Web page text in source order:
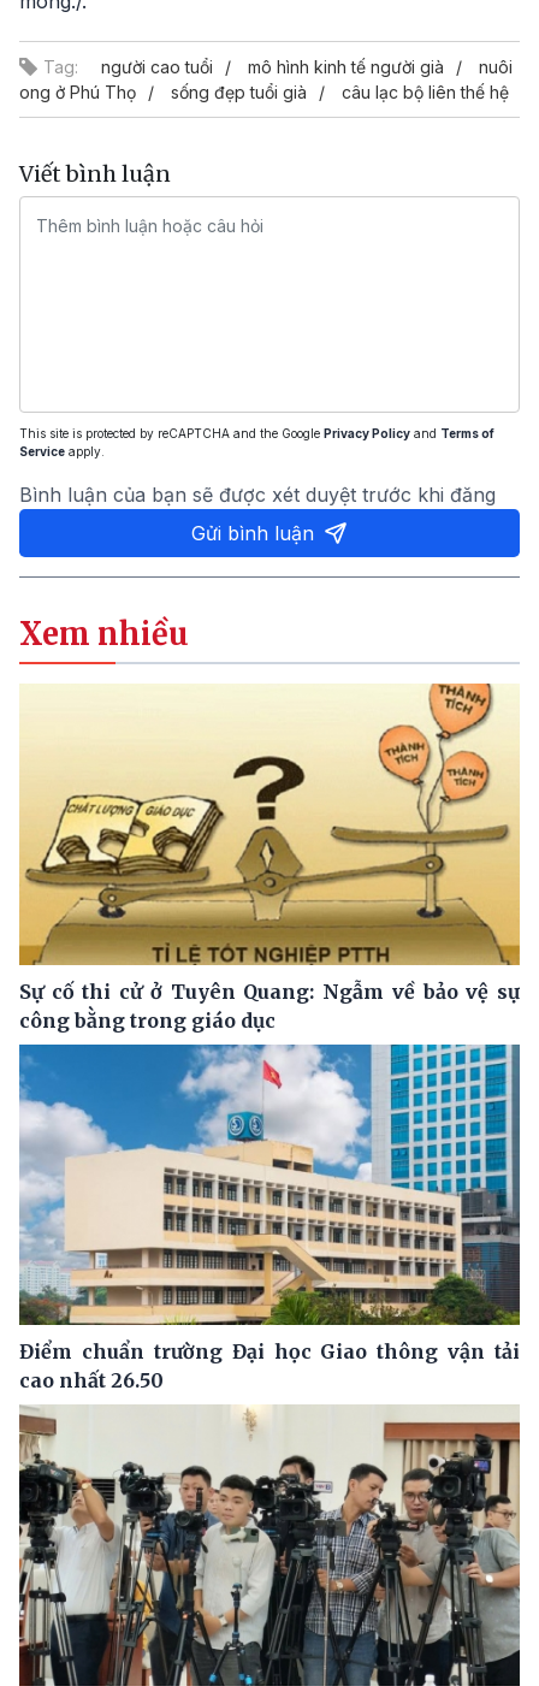
Tag: người cao tuổi mô hình kinh tế người già
nuôi
ong ở Phú Thọ
sống đẹp tuổi già câu lạc bộ liên thế hệ
Viết bình luận
This site is protected by reCAPTCHA and the Google Privacy Policy and Terms of
Service apply.
Bình luận của bạn sẽ được xét duyệt trước khi đăng
Gửi bình luận
Xem nhiều
Sự cố thi cử ở Tuyên Quang: Ngẫm về bảo vệ sự
công bằng trong giáo dục
Điểm chuẩn trường Đại học Giao thông vận tải
cao nhất 26.50